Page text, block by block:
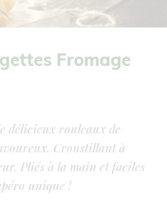
Fromage
délicieux rouleaux de
Croustillant à
Pliés à la main et faciles
unique !